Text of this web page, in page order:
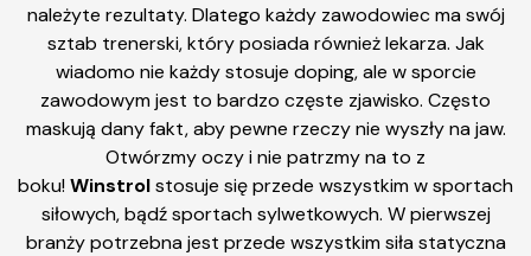
należyte rezultaty. Dlatego każdy zawodowiec ma swój
sztab trenerski, który posiada również lekarza. Jak
wiadomo nie każdy stosuje doping, ale w sporcie
zawodowym jest to bardzo częste zjawisko. Często
maskują dany fakt, aby pewne rzeczy nie wyszły na jaw.
Otwórzmy oczy i nie patrzmy na to z
boku! Winstrolstosuje się przede wszystkim w sportach
siłowych, bądź sportach sylwetkowych. W pierwszej
branży potrzebna jest przede wszystkim siła statyczna